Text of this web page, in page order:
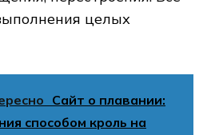
целых
Сайт о плавании:
способом кроль на